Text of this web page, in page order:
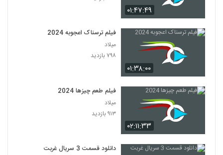
۰۱:۴۷:۴۹
۰۱:۳۸:۰۰
فیلم ترسناک اعجوبه 2024
میلاد
۷۹۸ بازدید
۰۲:۱۱:۳۳
فیلم طعم چیزها 2024
میلاد
۹۱۳ بازدید
دانلود قسمت 3 سریال غربت